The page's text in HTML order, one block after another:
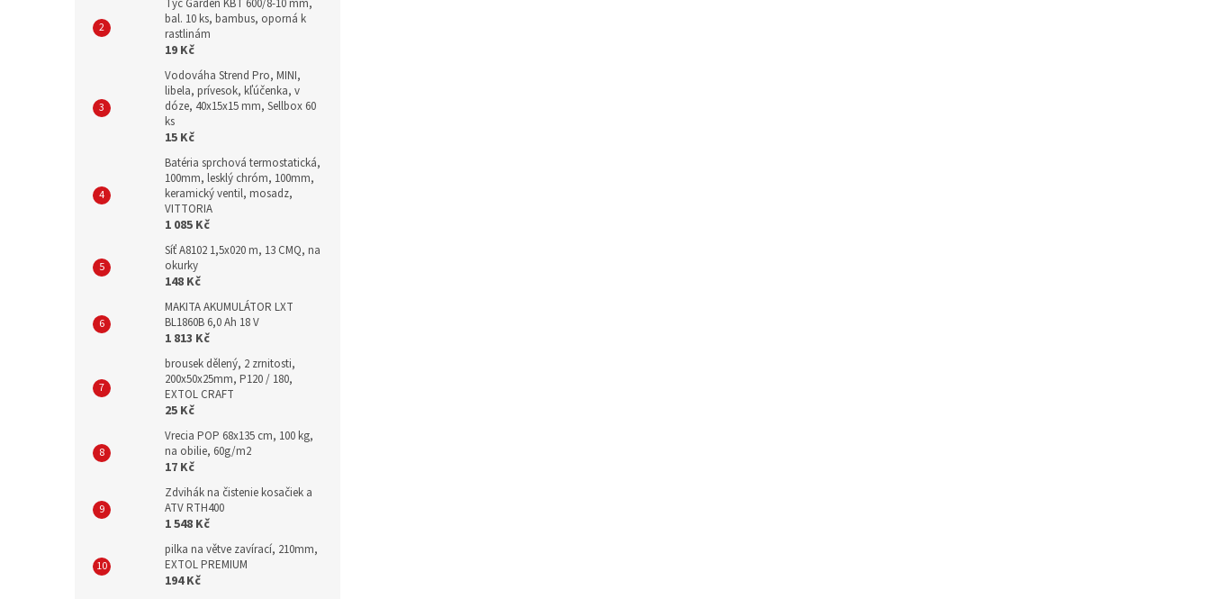
Tyč Garden KBT 600/8-10 mm,
bal. 10 ks, bambus, oporná k
rastlinám
19 Kč
Vodováha Strend Pro, MINI,
libela, prívesok, kľúčenka, v
dóze, 40x15x15 mm, Sellbox 60
ks
15 Kč
Batéria sprchová termostatická,
100mm, lesklý chróm, 100mm,
keramický ventil, mosadz,
VITTORIA
1 085 Kč
Síť A8102 1,5x020 m, 13 CMQ, na
okurky
148 Kč
MAKITA AKUMULÁTOR LXT
BL1860B 6,0 Ah 18 V
1 813 Kč
brousek dělený, 2 zrnitosti,
200x50x25mm, P120 / 180,
EXTOL CRAFT
25 Kč
Vrecia POP 68x135 cm, 100 kg,
na obilie, 60g/m2
17 Kč
Zdvihák na čistenie kosačiek a
ATV RTH400
1 548 Kč
pilka na větve zavírací, 210mm,
EXTOL PREMIUM
194 Kč